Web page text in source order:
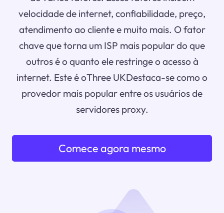
velocidade de internet, confiabilidade, preço,
atendimento ao cliente e muito mais. O fator
chave que torna um ISP mais popular do que
outros é o quanto ele restringe o acesso à
internet. Este é oThree UKDestaca-se como o
provedor mais popular entre os usuários de
servidores proxy.
Comece agora mesmo